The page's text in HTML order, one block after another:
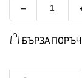
−
Shaker
-
Бял,
БЪРЗА